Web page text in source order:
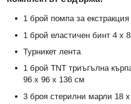
1 брой помпа за екстракция
1 брой еластичен бинт 4 х
Турникет лента
1 брой TNT триъгълна
96 х 96 х 136 см
3 броя стерилни марли 18